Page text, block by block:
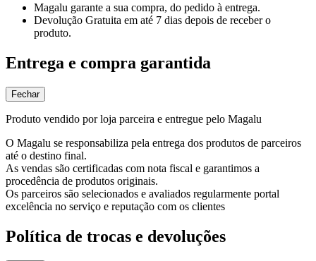
Magalu garante a sua compra, do pedido à entrega.
Devolução Gratuita em até 7 dias depois de receber o
produto.
Entrega e compra garantida
Fechar
Produto vendido por loja parceira e entregue pelo Magalu
O Magalu se responsabiliza pela entrega dos produtos de parceiros
até o destino final.
As vendas são certificadas com nota fiscal e garantimos a
procedência de produtos originais.
Os parceiros são selecionados e avaliados regularmente portal
excelência no serviço e reputação com os clientes
Política de trocas e devoluções